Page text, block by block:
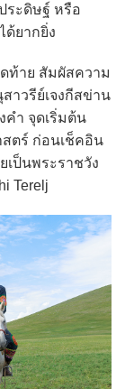
ระดิษฐ์ หรือ
ด้ยากยิ่ง
าย สัมผัสความ
วรีย์เจงกีสข่าน
คำ จุดเริ่มต้น
ตร์ ก่อนเช็คอิน
เป็นพระราชวัง
Terelj